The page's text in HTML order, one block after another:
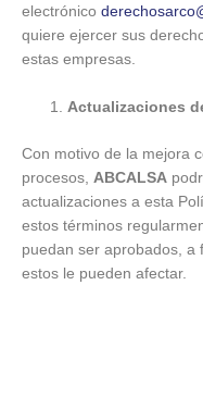
electrónico
quiere ejercer sus
estas empresas.
Actualizaciones
Con motivo de la mejora
procesos, ABCALSA
actualizaciones a esta
estos términos
puedan ser aprobados, a
estos le pueden afectar.